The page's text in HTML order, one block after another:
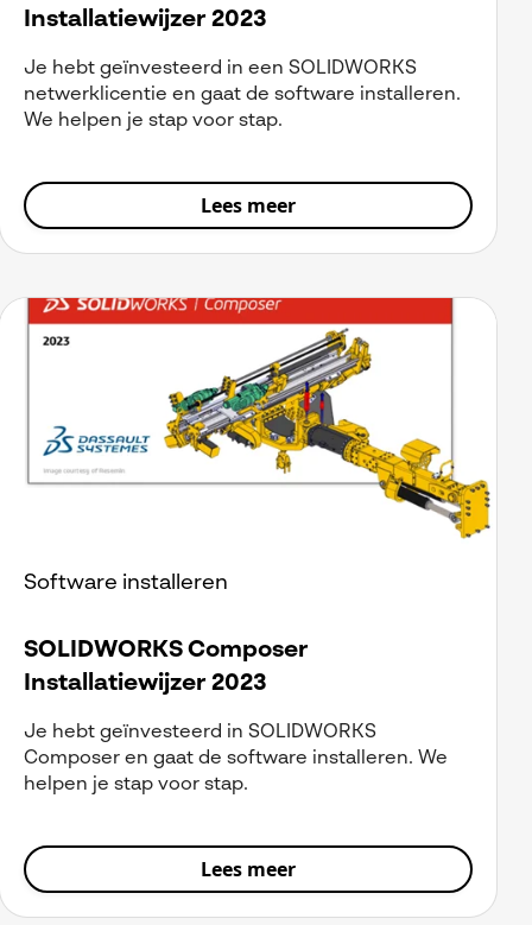
Installatiewijzer 2023
Je hebt geïnvesteerd in een SOLIDWORKS
netwerklicentie en gaat de software installeren.
We helpen je stap voor stap.
Lees meer
Software installeren
SOLIDWORKS Composer
Installatiewijzer 2023
Je hebt geïnvesteerd in SOLIDWORKS
Composer en gaat de software installeren. We
helpen je stap voor stap.
Lees meer